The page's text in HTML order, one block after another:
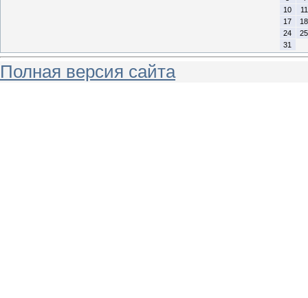
10
11
17
18
24
25
31
Полная версия сайта